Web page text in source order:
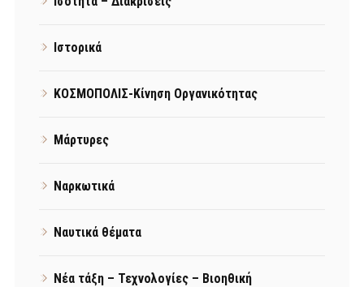
Ιστορικά
ΚΟΣΜΟΠΟΛΙΣ-Κίνηση Οργανικότητας
Μάρτυρες
Ναρκωτικά
Ναυτικά θέματα
Νέα τάξη – Τεχνολογίες – Βιοηθική